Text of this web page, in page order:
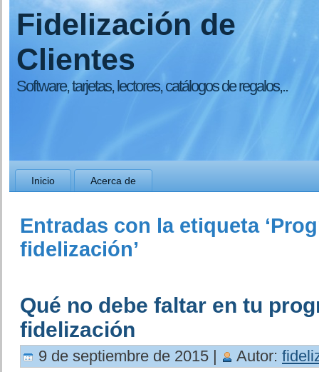
Fidelización de
Clientes
Software, tarjetas, lectores, catálogos de regalos,..
Inicio Acerca de
Entradas con la etiqueta
fidelización’
Qué no debe faltar en tu
fidelización
9 de septiembre de 2015 | Autor: